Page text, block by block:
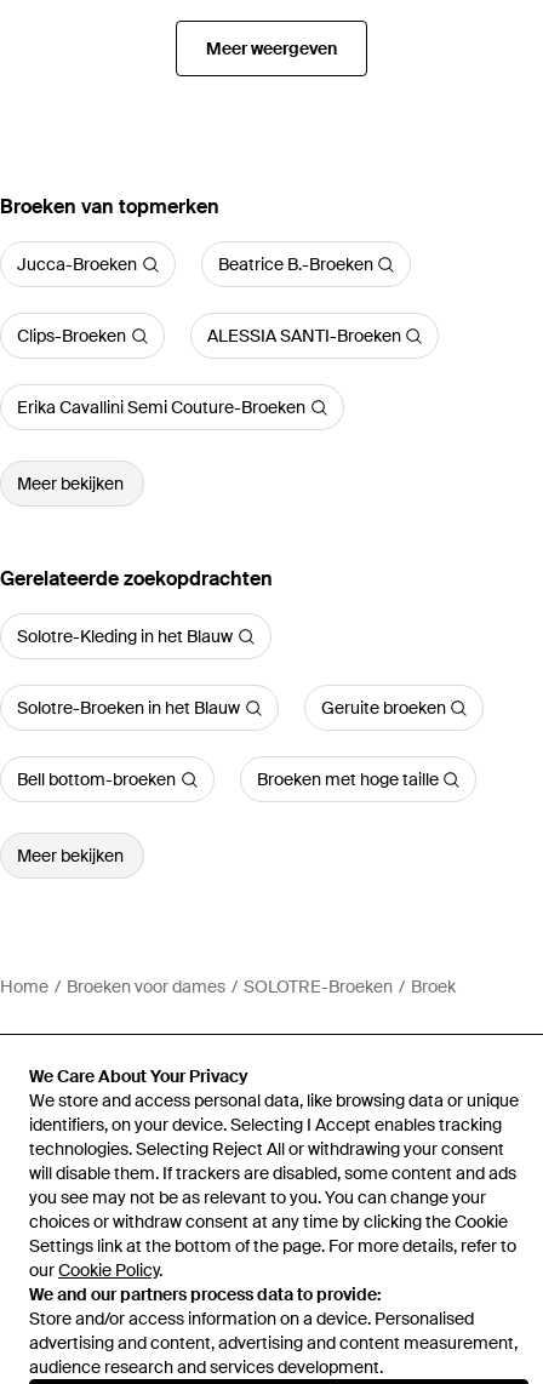
We Care About Your Privacy
We store and access personal data, like browsing data or unique
identifiers, on your device. Selecting I Accept enables tracking
technologies. Selecting Reject All or withdrawing your consent
will disable them. If trackers are disabled, some content and ads
you see may not be as relevant to you. You can change your
choices or withdraw consent at any time by clicking the Cookie
Settings link at the bottom of the page. For more details, refer to
ourCookie Policy.
We and our partners process data to provide:
Store and/or access information on a device. Personalised
advertising and content, advertising and content measurement,
audience research and services development.
Meer weergeven
‪Broeken‬ van topmerken
Jucca-Broeken Beatrice B.-Broeken
Clips-Broeken ALESSIA SANTI-Broeken
Erika Cavallini Semi Couture-Broeken
Meer bekijken
Gerelateerde zoekopdrachten
Solotre-Kleding in het Blauw
Solotre-Broeken in het Blauw Geruite broeken
Bell bottom-broeken Broeken met hoge taille
Meer bekijken
Home Broeken voor dames SOLOTRE-Broeken Broek
Hulp en informatie